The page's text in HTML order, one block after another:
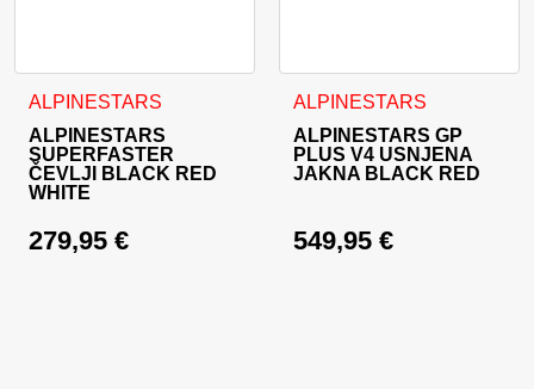
ALPINESTARS
ALPINESTARS
SUPERFASTER
ČEVLJI BLACK RED
WHITE
279,95 €
Ta izdelek ima več različic. Možnosti lahko izberete na
ALPINESTARS
ALPINESTARS GP
PLUS V4 USNJENA
JAKNA BLACK RED
549,95 €
Ta izdelek ima več različic.